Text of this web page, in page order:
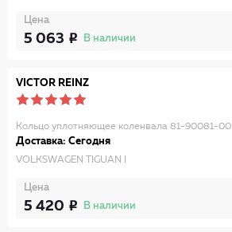
Цена
5 063 В наличии
VICTOR REINZ
Кольцо уплотняющее коленвала 81-90081-00
Доставка: Сегодня
VOLKSWAGEN TIGUAN I
Цена
5 420 В наличии